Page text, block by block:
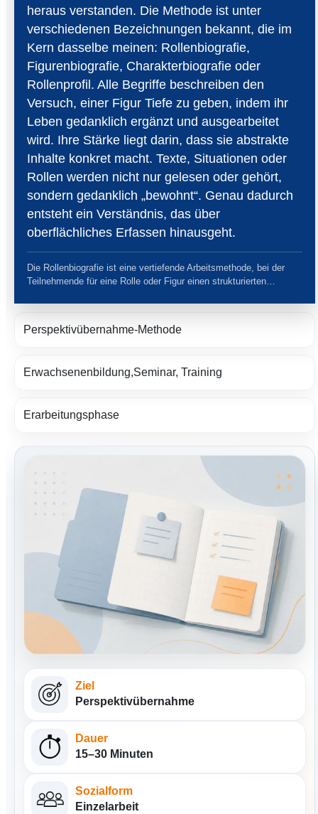
heraus verstanden. Die Methode ist unter
verschiedenen Bezeichnungen bekannt, die im
Kern dasselbe meinen: Rollenbiografie,
Figurenbiografie, Charakterbiografie oder
Rollenprofil. Alle Begriffe beschreiben den
Versuch, einer Figur Tiefe zu geben, indem ihr
Leben gedanklich ergänzt und ausgearbeitet
wird. Ihre Stärke liegt darin, dass sie abstrakte
Inhalte konkret macht. Texte, Situationen oder
Rollen werden nicht nur gelesen oder gehört,
sondern gedanklich „bewohnt“. Genau dadurch
entsteht ein Verständnis, das über
oberflächliches Erfassen hinausgeht.
Die Rollenbiografie ist eine vertiefende Arbeitsmethode, bei der
Teilnehmende für eine Rolle oder Figur einen strukturierten…
Perspektivübernahme-Methode
Erwachsenenbildung,Seminar, Training
Erarbeitungsphase
Ziel
Perspektivübernahme
Dauer
15–30 Minuten
Sozialform
Einzelarbeit